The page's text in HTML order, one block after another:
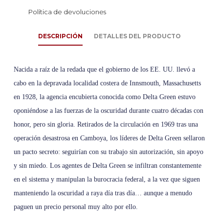
Política de devoluciones
DESCRIPCIÓN DETALLES DEL PRODUCTO
Nacida a raíz de la redada que el gobierno de los EE. UU. llevó a
cabo en la depravada localidad costera de Innsmouth, Massachusetts
en 1928, la agencia encubierta conocida como Delta Green estuvo
oponiéndose a las fuerzas de la oscuridad durante cuatro décadas con
honor, pero sin gloria. Retirados de la circulación en 1969 tras una
operación desastrosa en Camboya, los líderes de Delta Green sellaron
un pacto secreto: seguirían con su trabajo sin autorización, sin apoyo
y sin miedo. Los agentes de Delta Green se infiltran constantemente
en el sistema y manipulan la burocracia federal, a la vez que siguen
manteniendo la oscuridad a raya día tras día… aunque a menudo
paguen un precio personal muy alto por ello.